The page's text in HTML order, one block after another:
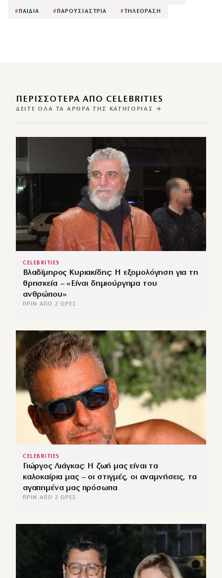
# ΠΑΙΔΙΑ # ΠΑΡΟΥΣΙΑΣΤΡΙΑ # ΤΗΛΕΟΡΑΣΗ
ΠΕΡΙΣΣΌΤΕΡΑ ΑΠΌ CELEBRITIES
ΔΕΊΤΕ ΌΛΑ ΤΑ ΆΡΘΡΑ ΤΗΣ ΚΑΤΗΓΟΡΊΑΣ →
CELEBRITIES
Βλαδίμηρος Κυριακίδης: Η εξομολόγηση για τη
θρησκεία – «Είναι δημιούργημα του
ανθρώπου»
ΠΡΙΝ ΑΠΌ 2 ΏΡΕΣ
CELEBRITIES
Γιώργος Λιάγκας: Η ζωή μας είναι τα
καλοκαίρια μας – οι στιγμές, οι αναμνήσεις, τα
αγαπημένα μας πρόσωπα
ΠΡΙΝ ΑΠΌ 2 ΏΡΕΣ